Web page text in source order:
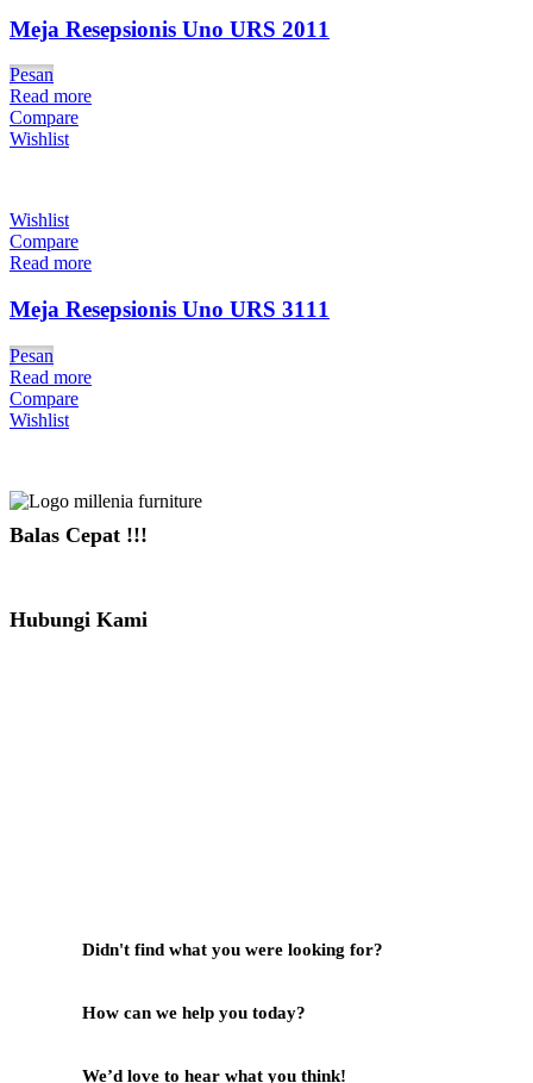
Meja Resepsionis Uno URS 2011
Pesan
Read more
Compare
Wishlist
Wishlist
Compare
Read more
Meja Resepsionis Uno URS 3111
Pesan
Read more
Compare
Wishlist
Hubungi Kami
Balas Cepat !!!
Didn't find what you were looking for?
How can we help you today?
We’d love to hear what you think!